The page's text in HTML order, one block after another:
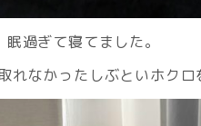
過ぎて寝てました。
れなかったしぶといホク